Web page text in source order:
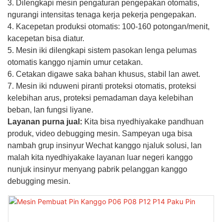
3. Dilengkapi mesin pengaturan pengepakan otomatis,
ngurangi intensitas tenaga kerja pekerja pengepakan.
4. Kacepetan produksi otomatis: 100-160 potongan/menit,
kacepetan bisa diatur.
5. Mesin iki dilengkapi sistem pasokan lenga pelumas
otomatis kanggo njamin umur cetakan.
6. Cetakan digawe saka bahan khusus, stabil lan awet.
7. Mesin iki nduweni piranti proteksi otomatis, proteksi
kelebihan arus, proteksi pemadaman daya kelebihan
beban, lan fungsi liyane.
Layanan purna jual: Kita bisa nyedhiyakake pandhuan
produk, video debugging mesin. Sampeyan uga bisa
nambah grup insinyur Wechat kanggo njaluk solusi, lan
malah kita nyedhiyakake layanan luar negeri kanggo
nunjuk insinyur menyang pabrik pelanggan kanggo
debugging mesin.